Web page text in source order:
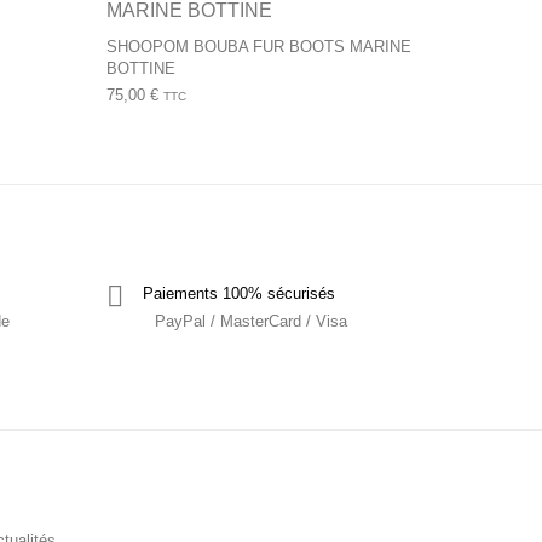
SHOOPOM BOUBA FUR BOOTS MARINE
BOTTINE
75,00 € TTC
Paiements 100% sécurisés
PayPal / MasterCard / Visa